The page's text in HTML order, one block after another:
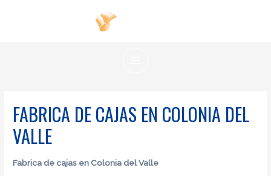
FABRICA DE CAJAS EN COLONIA DEL
VALLE
Fabrica de cajas en Colonia del Valle